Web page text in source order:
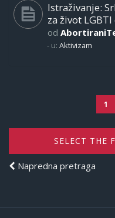
Istraživanje:
za život LGBTI
od
- u: Aktivizam
1
SELECT THE
Napredna pretraga